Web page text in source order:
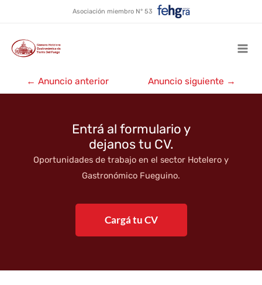
contenido
Asociación miembro N° 53
Alquiler temporario Kamuk
Navegación
de
← Anuncio anterior Anuncio siguiente →
Entrá al formulario y
dejanos tu CV.
Oportunidades de trabajo en el sector Hotelero y
Gastronómico Fueguino.
Cargá tu CV